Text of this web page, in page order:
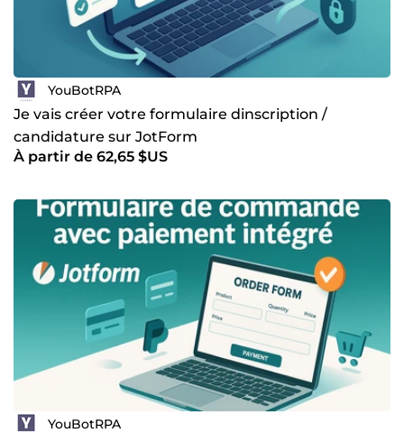
YouBotRPA
Je vais créer votre formulaire dinscription /
candidature sur JotForm
À partir de 62,65 $US
YouBotRPA